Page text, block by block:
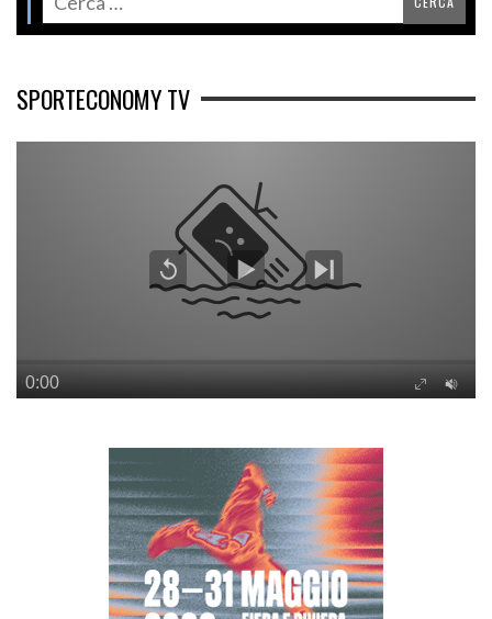
SPORTECONOMY TV